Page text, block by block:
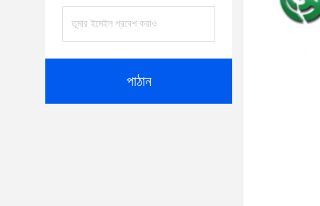
পাঠান